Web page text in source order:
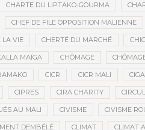
CHARTE DU LIPTAKO-GOURMA
CHEF DE FILE OPPOSITION MALIENNE
LA VIE CHERTÉ DU MARCHÉ
MAÏGA CHÔMAGE
CICR CICR MALI
CIPRES CIRA CHARITY
AU MALI CIVISME CIVISME
DEMBÉLÉ CLIMAT CLIMAT